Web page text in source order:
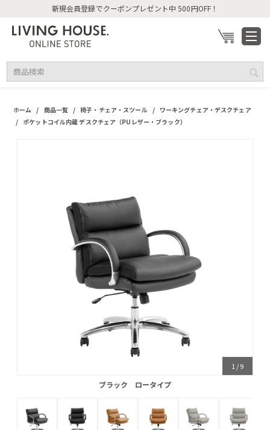
新規会員登録でクーポンプレゼント中 500円OFF！
ホーム / 商品一覧 / 椅子・チェア・スツール / ワーキングチェア・デスクチェア
/ ポケットコイル内蔵 デスクチェア（PUレザー・ブラック）
1 /9
ブラック ロータイプ